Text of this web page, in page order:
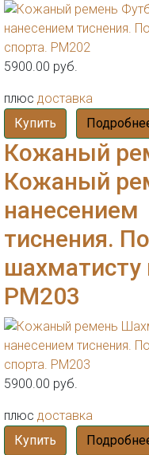
5900.00 руб.
плюс доставка
Купить
Кожаный
Кожаный
нанесением
тиснения.
шахматисту
РМ203
5900.00 руб.
плюс доставка
Купить